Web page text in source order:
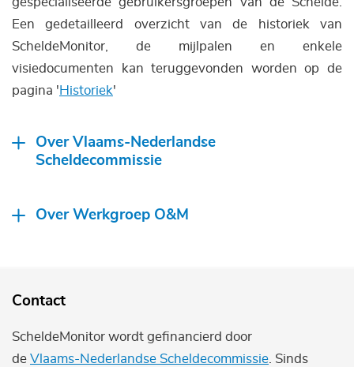
Een gedetailleerd overzicht van de historiek van
ScheldeMonitor, de mijlpalen en enkele
visiedocumenten kan teruggevonden worden op de
pagina 'Historiek'
Over Vlaams-Nederlandse
Scheldecommissie
Over Werkgroep O&M
Contact
ScheldeMonitor wordt gefinancierd door
de Vlaams-Nederlandse Scheldecommissie . Sinds